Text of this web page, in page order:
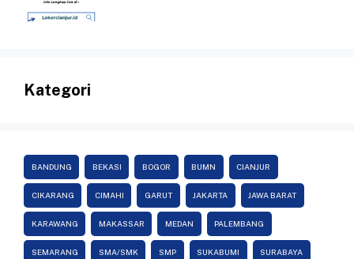
Kategori
BANDUNG BEKASI BOGOR BUMN CIANJUR
CIKARANG CIMAHI GARUT JAKARTA JAWA BARAT
KARAWANG MAKASSAR MEDAN PALEMBANG
SEMARANG SMA/SMK SMP SUKABUMI SURABAYA